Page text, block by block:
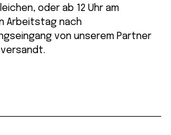
oder ab 12 Uhr am
Arbeitstag nach
von unserem Partner